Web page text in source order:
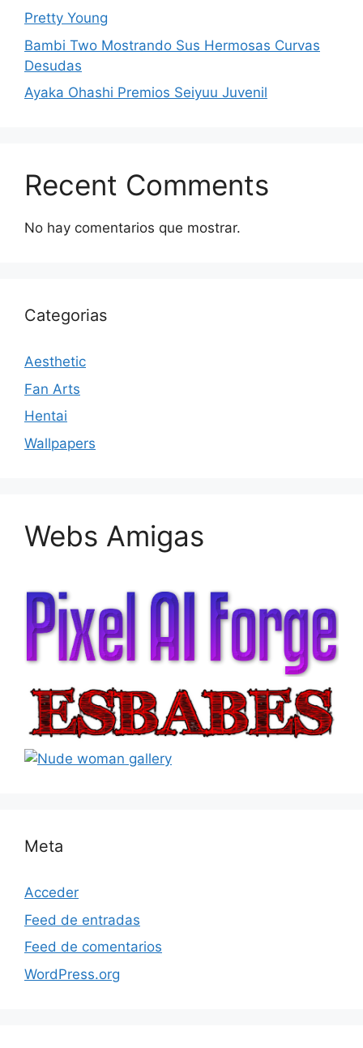
Pretty Young
Bambi Two Mostrando Sus Hermosas Curvas
Desudas
Ayaka Ohashi Premios Seiyuu Juvenil
Recent Comments
No hay comentarios que mostrar.
Categorias
Aesthetic
Fan Arts
Hentai
Wallpapers
Webs Amigas
Meta
Acceder
Feed de entradas
Feed de comentarios
WordPress.org